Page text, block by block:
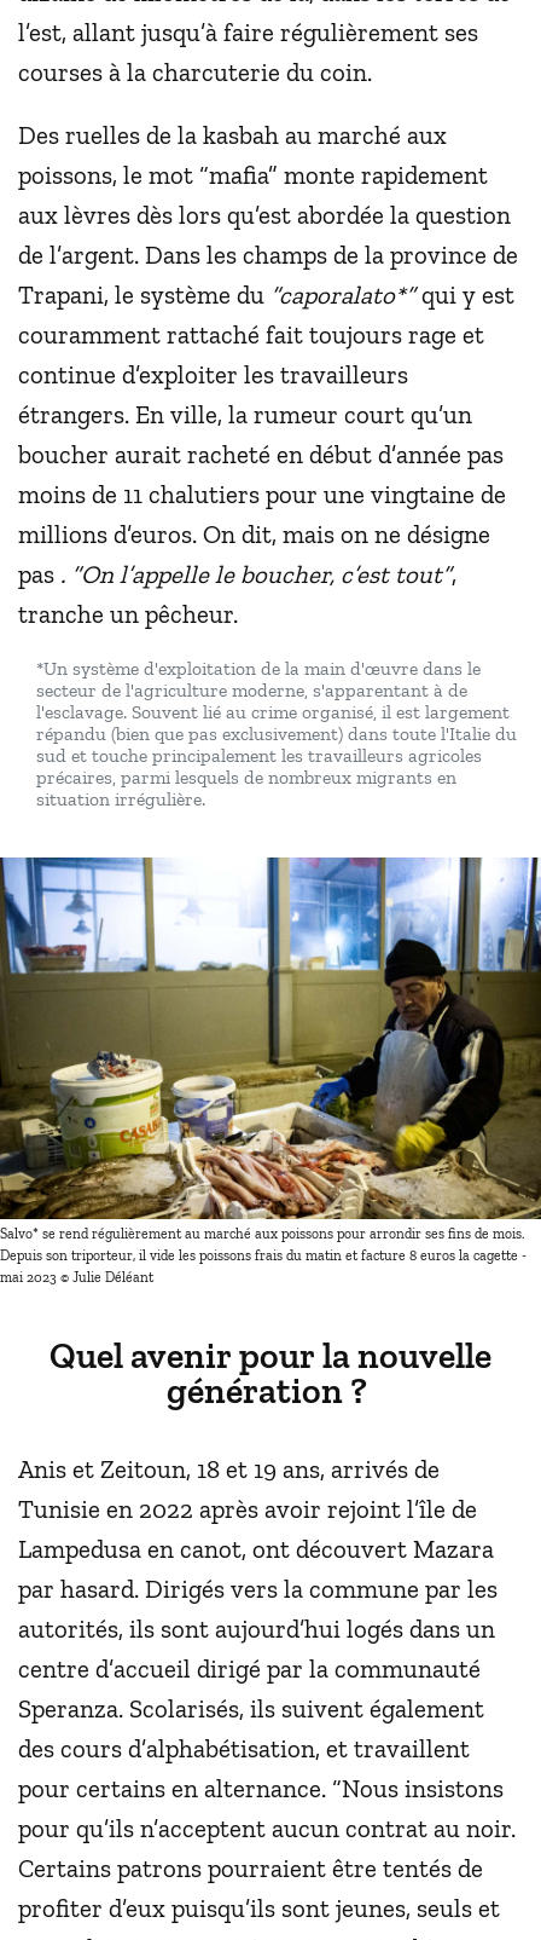
l’est, allant jusqu’à faire régulièrement ses
courses à la charcuterie du coin.
Des ruelles de la kasbah au marché aux
poissons, le mot “mafia” monte rapidement
aux lèvres dès lors qu’est abordée la question
de l’argent. Dans les champs de la province de
Trapani, le système du “caporalato*”qui y est
couramment rattaché fait toujours rage et
continue d’exploiter les travailleurs
étrangers. En ville, la rumeur court qu’un
boucher aurait racheté en début d’année pas
moins de 11 chalutiers pour une vingtaine de
millions d’euros. On dit, mais on ne désigne
pas . “On l’appelle le boucher, c’est tout”,
tranche un pêcheur.
*Un système d'exploitation de la main d'œuvre dans le
secteur de l'agriculture moderne, s'apparentant à de
l'esclavage. Souvent lié au crime organisé, il est largement
répandu (bien que pas exclusivement) dans toute l'Italie du
sud et touche principalement les travailleurs agricoles
précaires, parmi lesquels de nombreux migrants en
situation irrégulière.
Salvo* se rend régulièrement au marché aux poissons pour arrondir ses fins de mois.
Depuis son triporteur, il vide les poissons frais du matin et facture 8 euros la cagette -
mai 2023 © Julie Déléant
Quel avenir pour la nouvelle
génération ?
Anis et Zeitoun, 18 et 19 ans, arrivés de
Tunisie en 2022 après avoir rejoint l’île de
Lampedusa en canot, ont découvert Mazara
par hasard. Dirigés vers la commune par les
autorités, ils sont aujourd’hui logés dans un
centre d’accueil dirigé par la communauté
Speranza. Scolarisés, ils suivent également
des cours d’alphabétisation, et travaillent
pour certains en alternance. “Nous insistons
pour qu’ils n’acceptent aucun contrat au noir.
Certains patrons pourraient être tentés de
profiter d’eux puisqu’ils sont jeunes, seuls et